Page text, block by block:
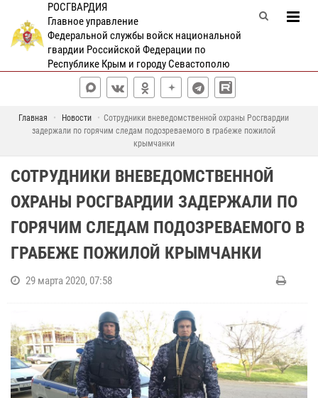
РОСГВАРДИЯ
Главное управление
Федеральной службы войск национальной
гвардии Российской Федерации по
Республике Крым и городу Севастополю
Главная Новости
Сотрудники вневедомственной охраны Росгвардии
задержали по горячим следам подозреваемого в грабеже пожилой
крымчанки
СОТРУДНИКИ ВНЕВЕДОМСТВЕННОЙ
ОХРАНЫ РОСГВАРДИИ ЗАДЕРЖАЛИ ПО
ГОРЯЧИМ СЛЕДАМ ПОДОЗРЕВАЕМОГО В
ГРАБЕЖЕ ПОЖИЛОЙ КРЫМЧАНКИ
29 марта 2020, 07:58